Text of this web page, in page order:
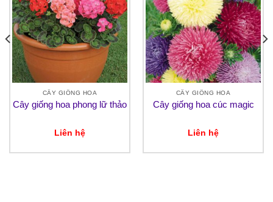
CÂY GIỐNG HOA
Cây giống hoa phong lữ thảo
Liên hệ
CÂY GIỐNG HOA
Cây giống hoa cúc magic
Liên hệ